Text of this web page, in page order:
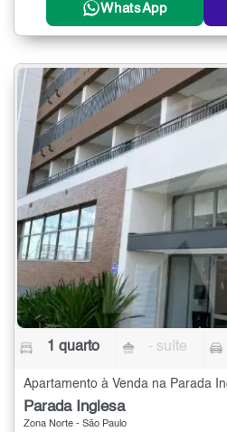
WhatsApp
1 quarto - suíte
Apartamento à Venda na Parada
Parada Inglesa
Zona Norte - São Paulo